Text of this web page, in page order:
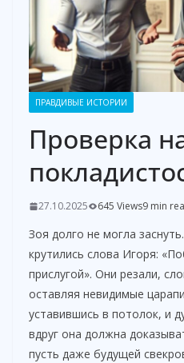
ПРАВДИВЫЕ ИСТОРИИ
Проверка
27.10.2025 645 Views9 min
Зоя долго не могла
крутились слова Игоря:
прислугой». Они резали,
оставляя невидимые
уставившись в потолок, и
вдруг она должна
пусть даже будущей